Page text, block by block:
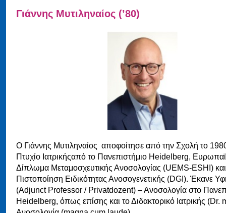
Γιάννης Μυτιληναίος (’80)
Ο Γιάννης Μυτιληναίος αποφοίτησε από την Σχολή το
Πτυχίο Ιατρικήςαπό το Πανεπιστήμιο Heidelberg,
Δίπλωμα Μεταμοσχευτικής Ανοσολογίας (UEMS‑ESHI) και
Πιστοποίηση Ειδικότητας Ανοσογενετικής (DGI). Έκανε
(Adjunct Professor / Privatdozent) – Ανοσολογία στο
Heidelberg, όπως επίσης και το Διδακτορικό Ιατρικής (Dr.